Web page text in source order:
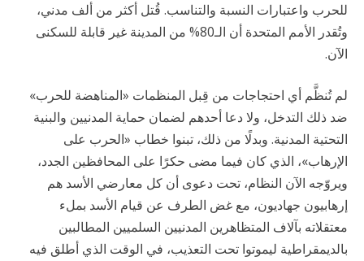
للحرب واعتبارات النسبة والتناسب. قُتل أكثر من ألف مدني،
وتُقدر الأمم المتحدة أن الـ80% من المدينة غير قابلة للسكنى
الآن.
لم تُنظَّم أي احتجاجات من قِبل المنظمات «المناهضة للحرب»
ضد ذلك التدخل، ولا دعا أحدهم لضمان حماية المدنيين والبنية
التحتية المدنية. وبدلًا من ذلك، تبنوا خطاب «الحرب على
الإرهاب»، الذي كان فيما مضى حكرًا على المحافظين الجدد،
ويروّجه الآن النظام، تحت دعوى أن كل معارضي الأسد هم
إرهابيون جهاديون، مع غض الطرف عن قيام الأسد بملء
معتقلاته بآلاف المتظاهرين المدنيين السلميين المطالبين
بالديمقراطية ليموتوا تحت التعذيب، في الوقت الذي أطلق فيه